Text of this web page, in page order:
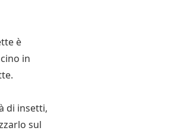
è
in
di insetti,
sul